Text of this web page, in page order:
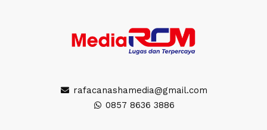
rafacanashamedia@gmail.com
0857 8636 3886